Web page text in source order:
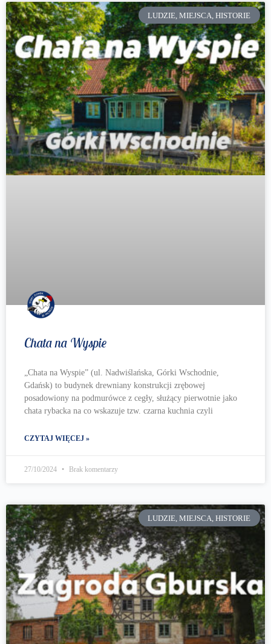
LUDZIE, MIEJSCA, HISTORIE
Chata na Wyspie
„Chata na Wyspie” (ul. Nadwiślańska, Górki Wschodnie,
Gdańsk) to budynek drewniany konstrukcji zrębowej
posadowiony na podmurówce z cegły, służący pierwotnie jako
chata rybacka na co wskazuje tzw. czarna kuchnia czyli
CZYTAJ WIĘCEJ »
27/10/2024 Brak komentarzy
LUDZIE, MIEJSCA, HISTORIE